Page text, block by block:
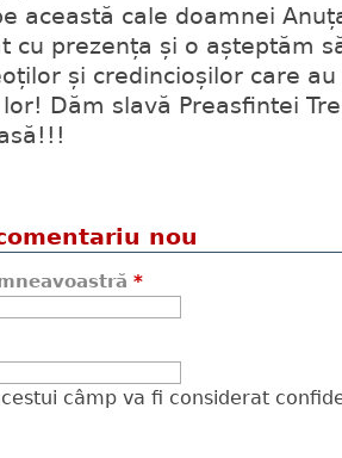
această cale doamnei
cu prezența și o așteptăm
și credincioșilor care
Dăm slavă Preasfintei
nou
*
câmp va fi considerat